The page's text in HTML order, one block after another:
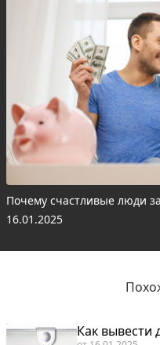
Почему счастливые люди
16.01.2025
Как вывести